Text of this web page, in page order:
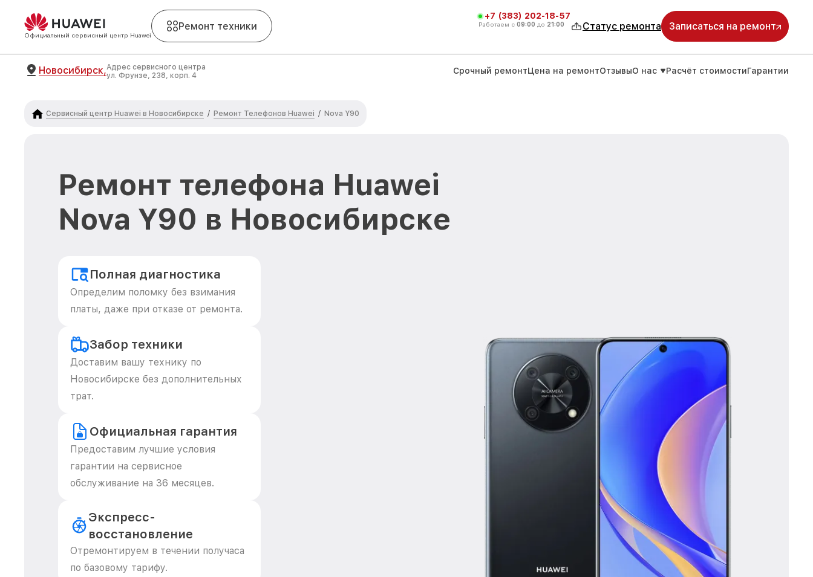
Официальный сервисный центр Huawei
Ремонт техники
+7 (383) 202-18-57
Работаем с 09:00 до 21:00 Статус ремонта Записаться на ремонт
Новосибирск,Адрес сервисного центра
ул. Фрунзе, 238, корп. 4
Срочный ремонтЦена на ремонтОтзывыО нас Расчёт стоимостиГарантии
Сервисный центр Huawei в Новосибирске / Ремонт Телефонов Huawei / Nova Y90
Ремонт телефона Huawei
Nova Y90 в Новосибирске
Полная диагностика
Определим поломку без взимания
платы, даже при отказе от ремонта.
Забор техники
Доставим вашу технику по
Новосибирске без дополнительных
трат.
Официальная гарантия
Предоставим лучшие условия
гарантии на сервисное
обслуживание на 36 месяцев.
Экспресс-
восстановление
Отремонтируем в течении получаса
по базовому тарифу.